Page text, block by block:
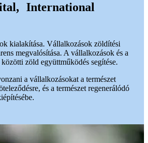
International
kialakítása. Vállalkozások zöldítési
megvalósítása. A vállalkozások és a
zöld együttműködés segítése.
a vállalkozásokat a természet
és a természet regenerálódó